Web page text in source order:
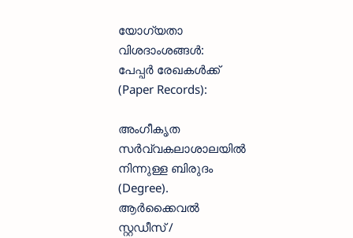
യോഗ്യതാ
വിശദാംശങ്ങൾ:
പേപ്പർ രേഖകൾക്ക്
(Paper Records):
അംഗീകൃത
സർവ്വകലാശാലയിൽ
നിന്നുള്ള ബിരുദം
(Degree).
ആർക്കൈവൽ
സ്റ്റഡീസ് /